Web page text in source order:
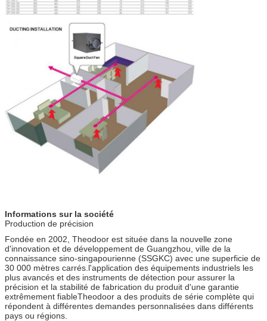
Informations sur la société
Production de précision
Fondée en 2002, Theodoor est située dans la nouvelle zone
d'innovation et de développement de Guangzhou, ville de la
connaissance sino-singapourienne (SSGKC) avec une superficie de
30 000 mètres carrés.l'application des équipements industriels les
plus avancés et des instruments de détection pour assurer la
précision et la stabilité de fabrication du produit d'une garantie
extrêmement fiableTheodoor a des produits de série complète qui
répondent à différentes demandes personnalisées dans différents
pays ou régions.